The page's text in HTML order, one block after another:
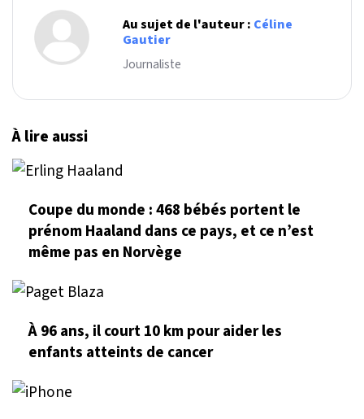
Au sujet de l'auteur : Céline
Gautier
Journaliste
À lire aussi
Coupe du monde : 468 bébés portent le
prénom Haaland dans ce pays, et ce n’est
même pas en Norvège
À 96 ans, il court 10 km pour aider les
enfants atteints de cancer